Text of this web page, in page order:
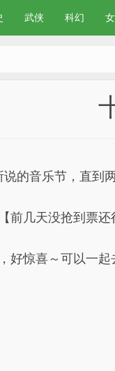
武侠 科幻
的音乐节，直到
前几天没抢到票还
好惊喜～可以一起